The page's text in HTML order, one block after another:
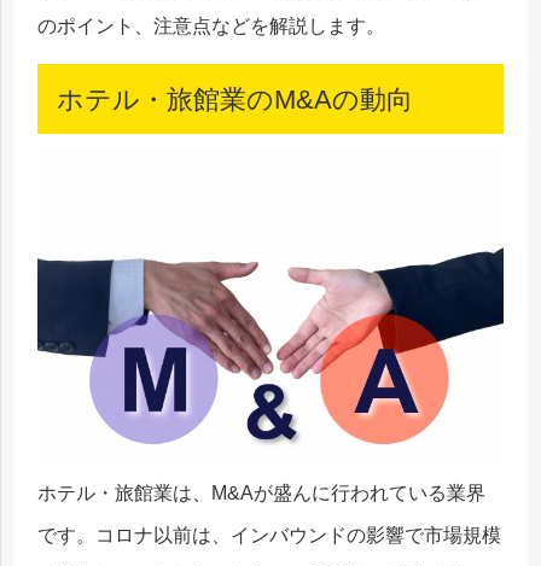
のポイント、注意点などを解説します。
ホテル・旅館業のM&Aの動向
ホテル・旅館業は、M&Aが盛んに行われている業界
です。コロナ以前は、インバウンドの影響で市場規模